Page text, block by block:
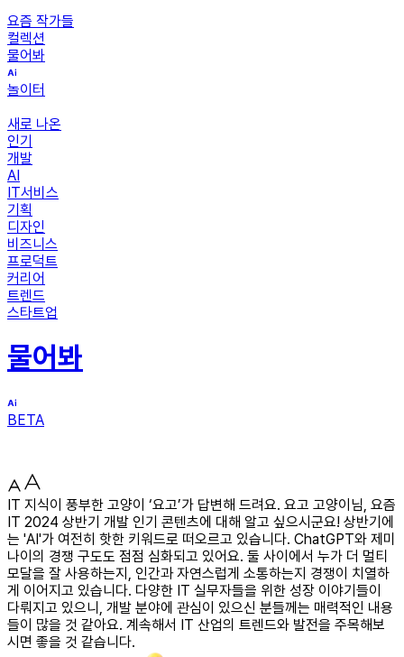
요즘 작가들
컬렉션
물어봐
놀이터
새로 나온
인기
개발
AI
IT서비스
기획
디자인
비즈니스
프로덕트
커리어
트렌드
스타트업
물어봐
BETA
IT 지식이 풍부한 고양이 ‘요고’가 답변해 드려요. 요고 고양이님, 요즘
IT 2024 상반기 개발 인기 콘텐츠에 대해 알고 싶으시군요! 상반기에
는 'AI'가 여전히 핫한 키워드로 떠오르고 있습니다. ChatGPT와 제미
나이의 경쟁 구도도 점점 심화되고 있어요. 둘 사이에서 누가 더 멀티
모달을 잘 사용하는지, 인간과 자연스럽게 소통하는지 경쟁이 치열하
게 이어지고 있습니다. 다양한 IT 실무자들을 위한 성장 이야기들이
다뤄지고 있으니, 개발 분야에 관심이 있으신 분들께는 매력적인 내용
들이 많을 것 같아요. 계속해서 IT 산업의 트렌드와 발전을 주목해보
시면 좋을 것 같습니다.